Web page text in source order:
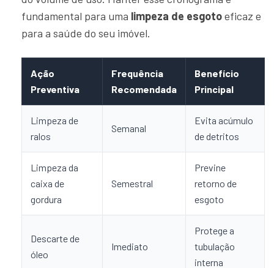
fundamental para uma limpeza de esgotoeficaz e
para a saúde do seu imóvel.
Ação
Preventiva
Frequência
Recomendada
Benefício
Principal
Limpeza de
ralos
Semanal
Evita acúmulo
de detritos
Limpeza da
caixa de
gordura
Semestral
Previne
retorno de
esgoto
Descarte de
óleo
Imediato
Protege a
tubulação
interna